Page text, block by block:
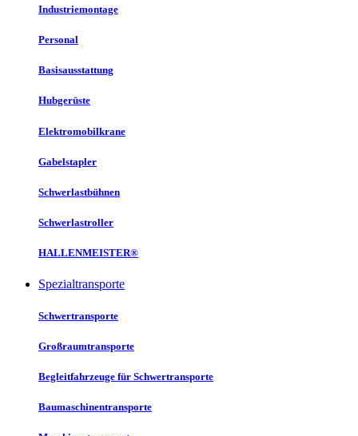
Industriemontage
Personal
Basisausstattung
Hubgerüste
Elektromobilkrane
Gabelstapler
Schwerlastbühnen
Schwerlastroller
HALLENMEISTER®
Spezialtransporte
Schwertransporte
Großraumtransporte
Begleitfahrzeuge für Schwertransporte
Baumaschinentransporte